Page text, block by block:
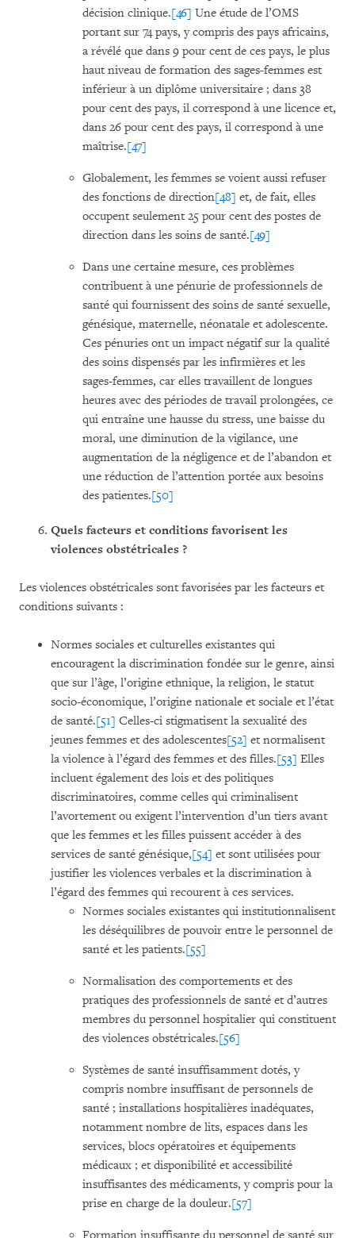
décision clinique.[46] Une étude de l’OMS
portant sur 74 pays, y compris des pays africains,
a révélé que dans 9 pour cent de ces pays, le plus
haut niveau de formation des sages-femmes est
inférieur à un diplôme universitaire ; dans 38
pour cent des pays, il correspond à une licence et,
dans 26 pour cent des pays, il correspond à une
maîtrise.[47]
Globalement, les femmes se voient aussi refuser
des fonctions de direction[48] et, de fait, elles
occupent seulement 25 pour cent des postes de
direction dans les soins de santé.[49]
Dans une certaine mesure, ces problèmes
contribuent à une pénurie de professionnels de
santé qui fournissent des soins de santé sexuelle,
génésique, maternelle, néonatale et adolescente.
Ces pénuries ont un impact négatif sur la qualité
des soins dispensés par les infirmières et les
sages-femmes, car elles travaillent de longues
heures avec des périodes de travail prolongées, ce
qui entraîne une hausse du stress, une baisse du
moral, une diminution de la vigilance, une
augmentation de la négligence et de l’abandon et
une réduction de l’attention portée aux besoins
des patientes.[50]
Quels facteurs et conditions favorisent les
violences obstétricales ?
Les violences obstétricales sont favorisées par les facteurs et
conditions suivants :
Normes sociales et culturelles existantes qui
encouragent la discrimination fondée sur le genre, ainsi
que sur l’âge, l’origine ethnique, la religion, le statut
socio-économique, l’origine nationale et sociale et l’état
de santé.[51] Celles-ci stigmatisent la sexualité des
jeunes femmes et des adolescentes[52] et normalisent
la violence à l’égard des femmes et des filles.[53] Elles
incluent également des lois et des politiques
discriminatoires, comme celles qui criminalisent
l’avortement ou exigent l’intervention d’un tiers avant
que les femmes et les filles puissent accéder à des
services de santé génésique,[54] et sont utilisées pour
justifier les violences verbales et la discrimination à
l’égard des femmes qui recourent à ces services.
Normes sociales existantes qui institutionnalisent
les déséquilibres de pouvoir entre le personnel de
santé et les patients.[55]
Normalisation des comportements et des
pratiques des professionnels de santé et d’autres
membres du personnel hospitalier qui constituent
des violences obstétricales.[56]
Systèmes de santé insuffisamment dotés, y
compris nombre insuffisant de personnels de
santé ; installations hospitalières inadéquates,
notamment nombre de lits, espaces dans les
services, blocs opératoires et équipements
médicaux ; et disponibilité et accessibilité
insuffisantes des médicaments, y compris pour la
prise en charge de la douleur.[57]